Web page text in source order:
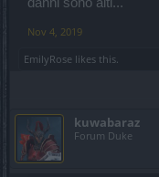
danni sono alti...
Nov 4, 2019
EmilyRose likes this.
kuwabaraz
Forum Duke